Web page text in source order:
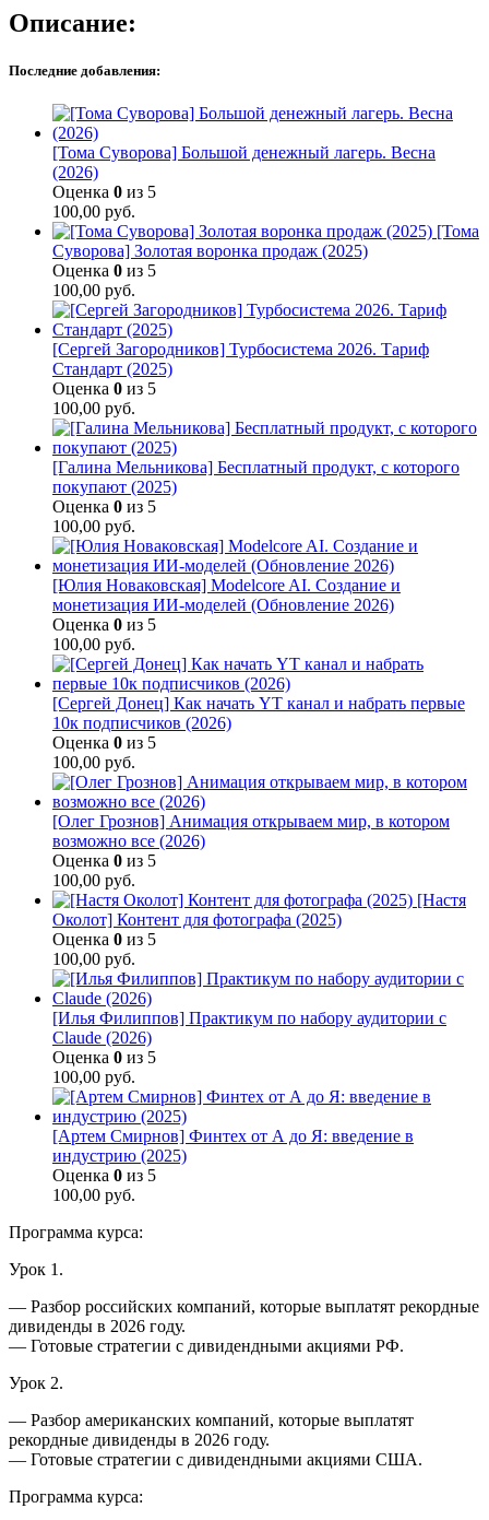
Описание:
Последние добавления:
[Тома Суворова] Большой денежный лагерь. Весна
(2026)
Оценка 0 из 5
100,00 руб.
[Тома
Суворова] Золотая воронка продаж (2025)
Оценка 0 из 5
100,00 руб.
[Сергей Загородников] Турбосистема 2026. Тариф
Стандарт (2025)
Оценка 0 из 5
100,00 руб.
[Галина Мельникова] Бесплатный продукт, с которого
покупают (2025)
Оценка 0 из 5
100,00 руб.
[Юлия Новаковская] Modelcore AI. Создание и
монетизация ИИ-моделей (Обновление 2026)
Оценка 0 из 5
100,00 руб.
[Сергей Донец] Как начать YT канал и набрать первые
10к подписчиков (2026)
Оценка 0 из 5
100,00 руб.
[Олег Грознов] Анимация открываем мир, в котором
возможно все (2026)
Оценка 0 из 5
100,00 руб.
[Настя
Околот] Контент для фотографа (2025)
Оценка 0 из 5
100,00 руб.
[Илья Филиппов] Практикум по набору аудитории с
Claude (2026)
Оценка 0 из 5
100,00 руб.
[Артем Смирнов] Финтех от А до Я: введение в
индустрию (2025)
Оценка 0 из 5
100,00 руб.
Программа курса:
Урок 1.
— Разбор российских компаний, которые выплатят рекордные
дивиденды в 2026 году.
— Готовые стратегии с дивидендными акциями РФ.
Урок 2.
— Разбор американских компаний, которые выплатят
рекордные дивиденды в 2026 году.
— Готовые стратегии с дивидендными акциями США.
Программа курса: